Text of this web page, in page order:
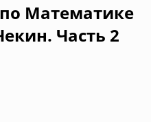
Математике
Часть 2